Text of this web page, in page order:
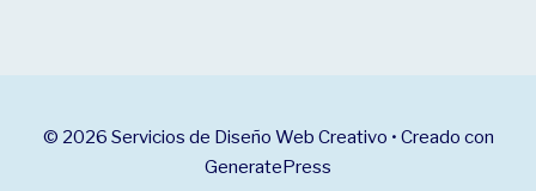
© 2026 Servicios de Diseño Web Creativo • Creado con
GeneratePress